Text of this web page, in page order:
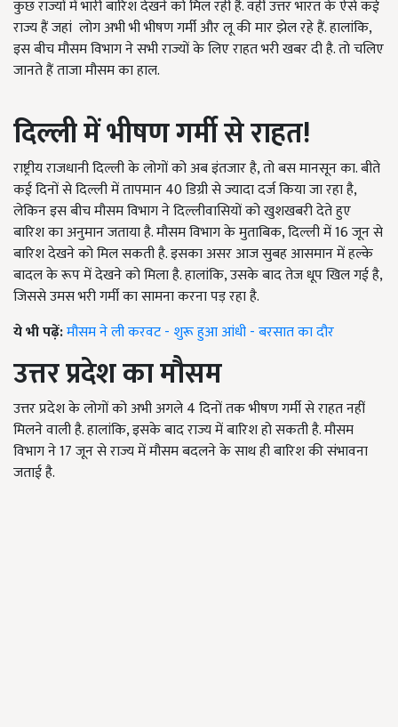
कुछ राज्यों में भारी बारिश देखने को मिल रही है. वहीं उत्तर भारत के ऐसे कई
राज्य हैं जहां लोग अभी भी भीषण गर्मी और लू की मार झेल रहे हैं. हालांकि,
इस बीच मौसम विभाग ने सभी राज्यों के लिए राहत भरी खबर दी है. तो चलिए
जानते हैं ताजा मौसम का हाल.
दिल्ली में भीषण गर्मी से राहत!
राष्ट्रीय राजधानी दिल्ली के लोगों को अब इंतजार है, तो बस मानसून का. बीते
कई दिनों से दिल्ली में तापमान 40 डिग्री से ज्यादा दर्ज किया जा रहा है,
लेकिन इस बीच मौसम विभाग ने दिल्लीवासियों को खुशखबरी देते हुए
बारिश का अनुमान जताया है. मौसम विभाग के मुताबिक, दिल्ली में 16 जून से
बारिश देखने को मिल सकती है. इसका असर आज सुबह आसमान में हल्के
बादल के रूप में देखने को मिला है. हालांकि, उसके बाद तेज धूप खिल गई है,
जिससे उमस भरी गर्मी का सामना करना पड़ रहा है.
ये भी पढ़ें:मौसम ने ली करवट - शुरू हुआ आंधी - बरसात का दौर
उत्तर प्रदेश का मौसम
उत्तर प्रदेश के लोगों को अभी अगले 4 दिनों तक भीषण गर्मी से राहत नहीं
मिलने वाली है. हालांकि, इसके बाद राज्य में बारिश हो सकती है. मौसम
विभाग ने 17 जून से राज्य में मौसम बदलने के साथ ही बारिश की संभावना
जताई है.